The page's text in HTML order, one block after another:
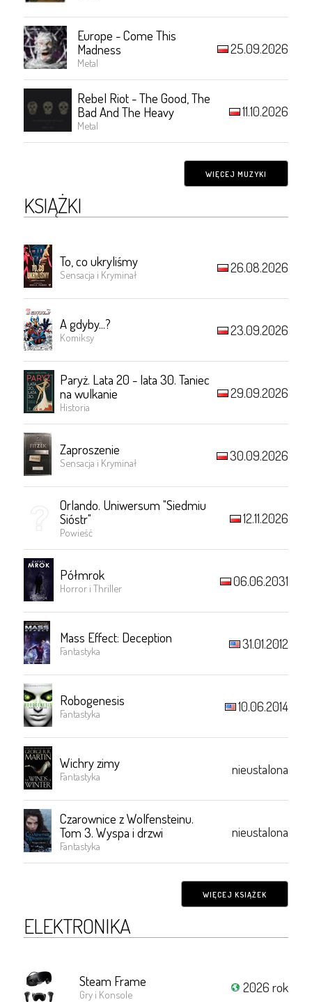
Europe - Come This
Madness
Metal
25.09.2026
Rebel Riot - The Good, The
Bad And The Heavy
Metal
11.10.2026
WIĘCEJ MUZYKI
KSIĄŻKI
To, co ukryliśmy
Sensacja i Kryminał 26.08.2026
A gdyby...?
Komiksy 23.09.2026
Paryż. Lata 20 - lata 30. Taniec
na wulkanie
Historia
29.09.2026
Zaproszenie
Sensacja i Kryminał 30.09.2026
Orlando. Uniwersum "Siedmiu
Sióstr"
Powieść
12.11.2026
Półmrok
Horror i Thriller 06.06.2031
Mass Effect: Deception
Fantastyka 31.01.2012
Robogenesis
Fantastyka 10.06.2014
Wichry zimy
Fantastyka nieustalona
Czarownice z Wolfensteinu.
Tom 3. Wyspa i drzwi
Fantastyka
nieustalona
WIĘCEJ KSIĄŻEK
ELEKTRONIKA
Steam Frame
Gry i Konsole 2026 rok